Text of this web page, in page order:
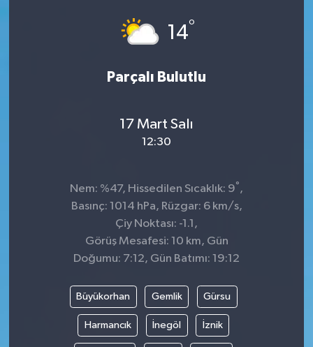
14°
Parçalı Bulutlu
17 Mart Salı
12:30
Nem: %47, Hissedilen Sıcaklık: 9° ,
Basınç: 1014 hPa, Rüzgar: 6 km/s,
Çiy Noktası: -1.1,
Görüş Mesafesi: 10 km, Gün
Doğumu: 7:12, Gün Batımı: 19:12
Büyükorhan Gemlik Gürsu
Harmancık İnegöl İznik